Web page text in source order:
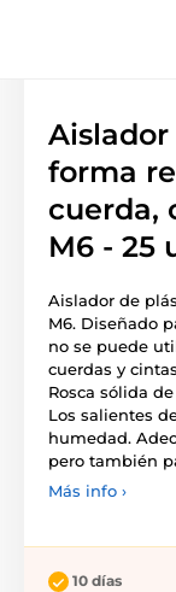
forma
cuerda,
M6 - 25
Aislador de
M6. Diseñado
no se puede
cuerdas y
Rosca sólida
Los salientes
humedad.
pero también
Más info ›
10 días